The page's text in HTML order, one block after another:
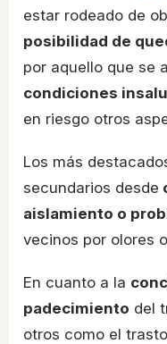
estar rodeado de
posibilidad de
por aquello que se
condiciones
en riesgo otros
Los más
secundarios desde
aislamiento o
vecinos por olores o
En cuanto a la
padecimiento del
otros como el